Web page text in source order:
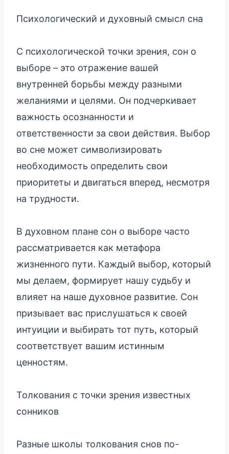
Психологический и духовный смысл сна
С психологической точки зрения, сон о
выборе – это отражение вашей
внутренней борьбы между разными
желаниями и целями. Он подчеркивает
важность осознанности и
ответственности за свои действия. Выбор
во сне может символизировать
необходимость определить свои
приоритеты и двигаться вперед, несмотря
на трудности.
В духовном плане сон о выборе часто
рассматривается как метафора
жизненного пути. Каждый выбор, который
мы делаем, формирует нашу судьбу и
влияет на наше духовное развитие. Сон
призывает вас прислушаться к своей
интуиции и выбирать тот путь, который
соответствует вашим истинным
ценностям.
Толкования с точки зрения известных
сонников
Разные школы толкования снов по-